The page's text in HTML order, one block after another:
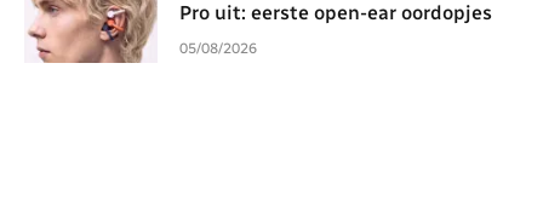
Pro uit: eerste open-ear oordopjes
05/08/2026